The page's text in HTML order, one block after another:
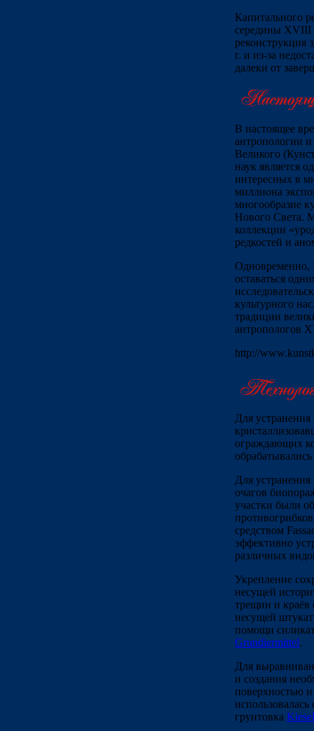
Капитального
середины XVIII
реконструкция
г. и из-за
далеки от
В настоящее
антропологии
Великого
наук является
интересных в
миллиона
многообразие
Нового Света.
коллекции
редкостей и
Одновременно,
оставаться
культурного
традиции
антропологов
http://
Для
ограждающих
обрабатывались
Для
очагов
участки были
средством
эффективно
различных
Укрепление
несущей
трещин и краёв
несущей
помощи
Grundiermittel.
Для
и создания
поверхностью
грунтовка